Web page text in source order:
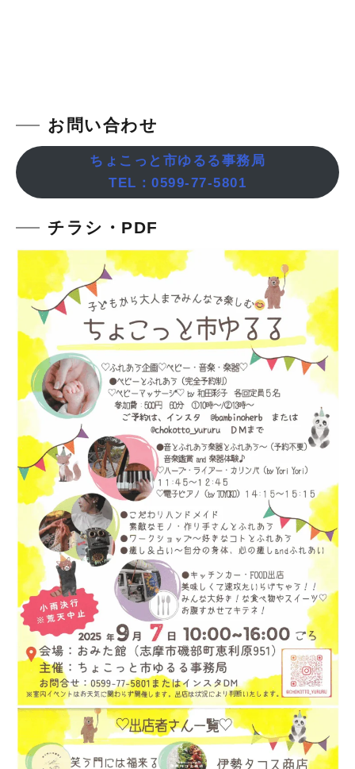
お問い合わせ
ちょこっと市ゆるる事務局
TEL：0599-77-5801
チラシ・PDF